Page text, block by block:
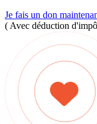
Je fais un don
( Avec déduction